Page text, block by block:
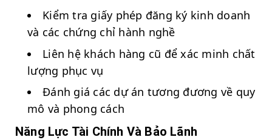
Kiểm tra giấy phép đăng ký kinh doanh
và các chứng chỉ hành nghề
Liên hệ khách hàng cũ để xác minh chất
lượng phục vụ
Đánh giá các dự án tương đương về quy
mô và phong cách
Năng Lực Tài Chính Và Bảo Lãnh